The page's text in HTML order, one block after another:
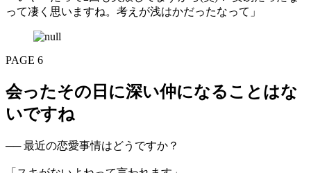
って凄く思いますね。考えが浅はかだったなって」
PAGE 6
会ったその日に深い仲になることはな
いですね
── 最近の恋愛事情はどうですか？